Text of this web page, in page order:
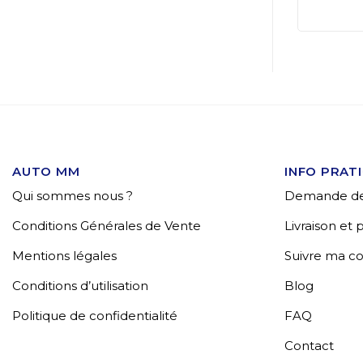
AUTO MM
Qui sommes nous ?
Conditions Générales de Vente
Mentions légales
Conditions d’utilisation
Politique de confidentialité
INFO
Demande
Livraison et
Suivre ma
Blog
FAQ
Contact